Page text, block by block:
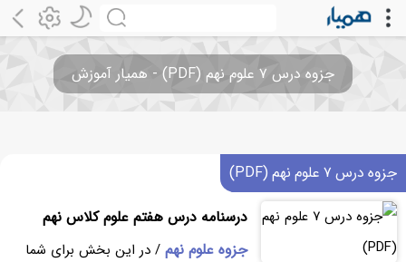
جزوه درس ۷ علوم نهم (PDF) - همیار آموزش
جزوه درس ۷ علوم نهم (PDF)
درسنامه درس هفتم علوم کلاس نهم
جزوه علوم نهم/ در این بخش برای شما